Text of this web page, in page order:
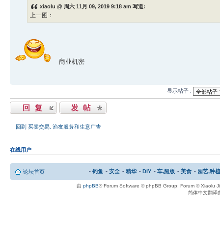
xiaolu @ 周六 11月 09, 2019 9:18 am 写道:
上一图：
商业机密
显示帖子 :
发表回复 发表主题
回到 买卖交易. 渔友服务和生意广告
在线用户
论坛首页 • 园艺,种
• 美食
• 车,船版
• DIY
• 精华
• 安全
• 钓鱼
由 phpBB® Forum Software © phpBB Group; Forum © Xiaolu
简体中文翻译